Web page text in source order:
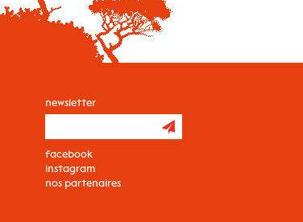
newsletter
facebook
instagram
nos partenaires